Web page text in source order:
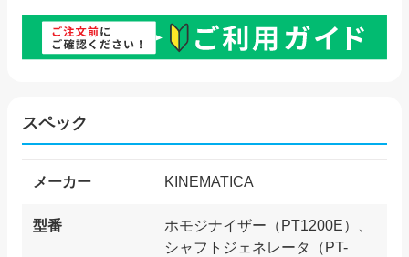
スペック
メーカー KINEMATICA
型番
ホモジナイザー（PT1200E）、
シャフトジェネレータ（PT-